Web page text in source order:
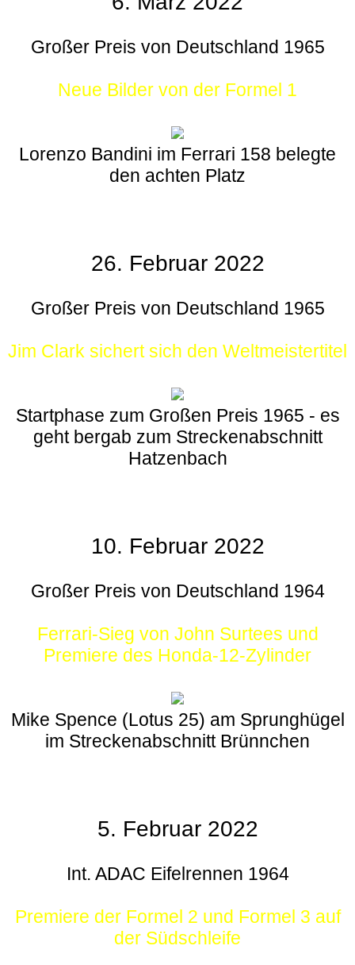
Großer Preis von Deutschland 1965
Neue Bilder von der Formel 1
Lorenzo Bandini im Ferrari 158 belegte
den achten Platz
26. Februar 2022
Großer Preis von Deutschland 1965
Jim Clark sichert sich den Weltmeistertitel
Startphase zum Großen Preis 1965 - es
geht bergab zum Streckenabschnitt
Hatzenbach
10. Februar 2022
Großer Preis von Deutschland 1964
Ferrari-Sieg von John Surtees und
Premiere des Honda-12-Zylinder
Mike Spence (Lotus 25) am Sprunghügel
im Streckenabschnitt Brünnchen
5. Februar 2022
Int. ADAC Eifelrennen 1964
Premiere der Formel 2 und Formel 3 auf
der Südschleife